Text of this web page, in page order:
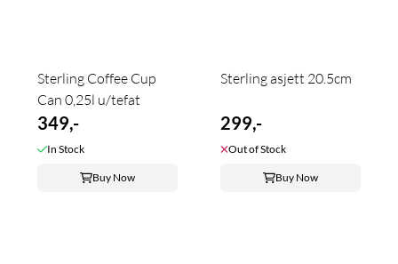
Sterling Coffee Cup
Can 0,25l u/tefat
349,-
In Stock
Buy Now
Sterling asjett 20.5cm
299,-
Out of Stock
Buy Now